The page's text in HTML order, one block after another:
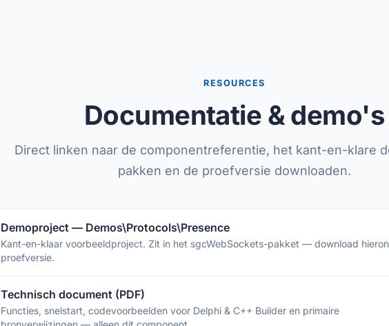
RESOURCES
Documentatie & demo's
Direct linken naar de componentreferentie, het kant-en-klare
pakken en de proefversie downloaden.
Demoproject — Demos\Protocols\Presence
Kant-en-klaar voorbeeldproject. Zit in het sgcWebSockets-pakket — download
proefversie.
Technisch document (PDF)
Functies, snelstart, codevoorbeelden voor Delphi & C++ Builder en primaire